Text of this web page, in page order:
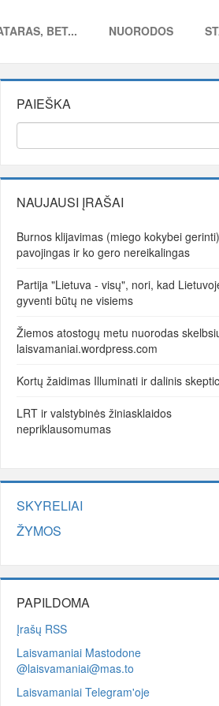
BET... NUORODOS
PAIEŠKA
NAUJAUSI ĮRAŠAI
Burnos klijavimas (miego kokybei
pavojingas ir ko gero nereikalingas
Partija "Lietuva - visų", nori, kad
gyventi būtų ne visiems
Žiemos atostogų metu nuorodas
laisvamaniai.wordpress.com
Kortų žaidimas Illuminati ir dalinis
LRT ir valstybinės žiniasklaidos
nepriklausomumas
SKYRELIAI
ŽYMOS
PAPILDOMA
Įrašų RSS
Laisvamaniai Mastodone
@laisvamaniai@mas.to
Laisvamaniai Telegram'oje